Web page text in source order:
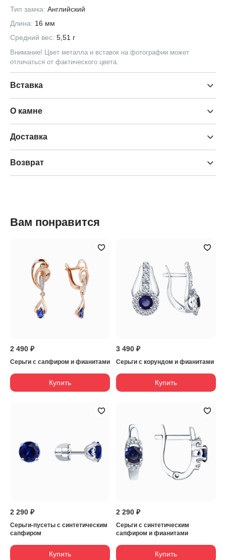
Тип замка: Английский
Длина: 16 мм
Средний вес: 5,51 г
Внимание! Цвет металла и вставок на фотографии может
отличаться от фактического цвета.
Вставка
О камне
Доставка
Возврат
Вам понравится
2 490 ₽
Серьги с сапфиром и фианитами
Купить
3 490 ₽
Серьги с корундом и фианитами
Купить
2 290 ₽
Серьги-пусеты с синтетическим
сапфиром
Купить
2 290 ₽
Серьги с синтетическим
сапфиром и фианитами
Купить